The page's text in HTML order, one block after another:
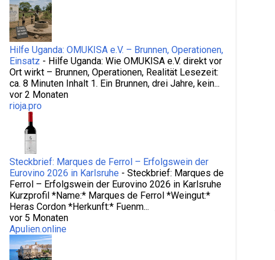
Hilfe Uganda: OMUKISA e.V. – Brunnen, Operationen,
Einsatz - Hilfe Uganda: Wie OMUKISA e.V. direkt vor
Ort wirkt – Brunnen, Operationen, Realität Lesezeit:
ca. 8 Minuten Inhalt 1. Ein Brunnen, drei Jahre, kein...
vor 2 Monaten
rioja.pro
Steckbrief: Marques de Ferrol – Erfolgswein der
Eurovino 2026 in Karlsruhe - Steckbrief: Marques de
Ferrol – Erfolgswein der Eurovino 2026 in Karlsruhe
Kurzprofil *Name:* Marques de Ferrol *Weingut:*
Heras Cordon *Herkunft:* Fuenm...
vor 5 Monaten
Apulien.online